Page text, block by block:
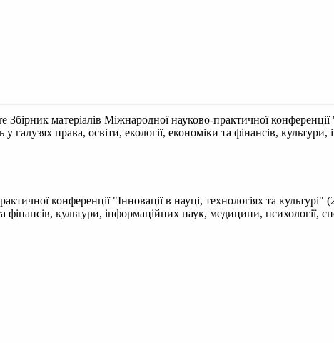
Збірник матеріалів Міжнародної науково-практичної
права, освіти, екології, економіки та фінансів,
конференції "Інновації в науці, технологіях та
фінансів, культури, інформаційних наук, медицини, психології,